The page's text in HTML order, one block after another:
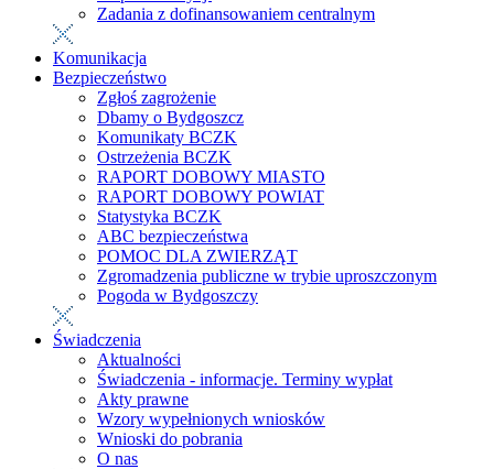
Zadania z dofinansowaniem centralnym
Komunikacja
Bezpieczeństwo
Zgłoś zagrożenie
Dbamy o Bydgoszcz
Komunikaty BCZK
Ostrzeżenia BCZK
RAPORT DOBOWY MIASTO
RAPORT DOBOWY POWIAT
Statystyka BCZK
ABC bezpieczeństwa
POMOC DLA ZWIERZĄT
Zgromadzenia publiczne w trybie uproszczonym
Pogoda w Bydgoszczy
Świadczenia
Aktualności
Świadczenia - informacje. Terminy wypłat
Akty prawne
Wzory wypełnionych wniosków
Wnioski do pobrania
O nas